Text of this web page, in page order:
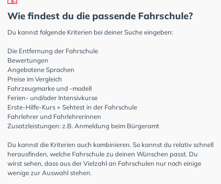
Wie findest du die passende Fahrschule?
Du kannst folgende Kriterien bei deiner Suche eingeben:
Die Entfernung der Fahrschule
Bewertungen
Angebotene Sprachen
Preise im Vergleich
Fahrzeugmarke und -modell
Ferien- und/oder Intensivkurse
Erste-Hilfe-Kurs + Sehtest in der Fahrschule
Fahrlehrer und Fahrlehrerinnen
Zusatzleistungen: z.B. Anmeldung beim Bürgeramt
Du kannst die Kriterien auch kombinieren. So kannst du relativ schnell
herausfinden, welche Fahrschule zu deinen Wünschen passt. Du
wirst sehen, dass aus der Vielzahl an Fahrschulen nur noch einige
wenige zur Auswahl stehen.